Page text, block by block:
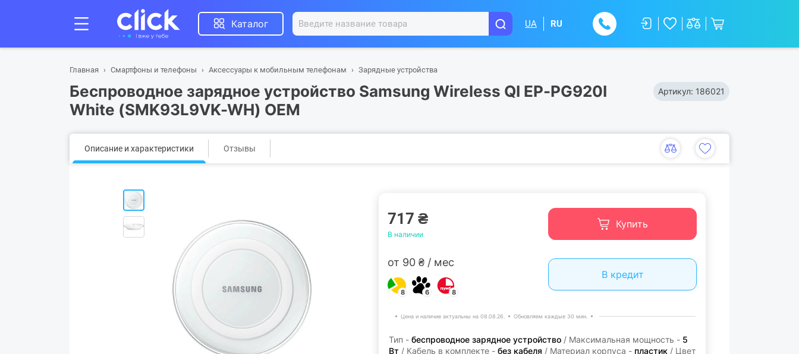
Каталог UA RU
Главная Смартфоны и телефоны Аксессуары к мобильным телефонам Зарядные устройства
Беспроводное зарядное устройство Samsung Wireless QI EP-PG920I
White (SMK93L9VK-WH) OEM
Артикул: 186021
Описание и характеристики Отзывы
717 ₴
В наличии
Купить
от 90 ₴ / мес
8 6 8
В кредит
Цена и наличие актуальны на 08.08.26. Обновляем каждые 30 мин.
Тип - беспроводное зарядное устройство / Максимальная мощность - 5
Вт / Кабель в комплекте - без кабеля / Материал корпуса - пластик / Цвет